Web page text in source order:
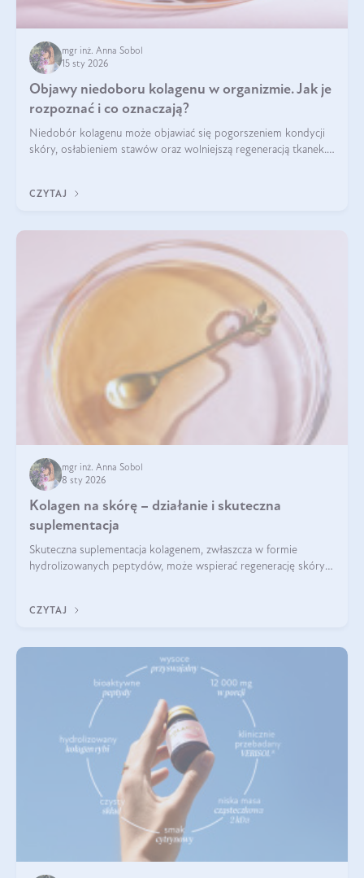
mgr inż. Anna Sobol
15 sty 2026
Objawy niedoboru kolagenu w organizmie. Jak je
rozpoznać i co oznaczają?
Niedobór kolagenu może objawiać się pogorszeniem kondycji
skóry, osłabieniem stawów oraz wolniejszą regeneracją tkanek.
osłabienie włosów.
CZYTAJ
mgr inż. Anna Sobol
8 sty 2026
Kolagen na skórę – działanie i skuteczna
suplementacja
Skuteczna suplementacja kolagenem, zwłaszcza w formie
hydrolizowanych peptydów, może wspierać regenerację skóry i
CZYTAJ